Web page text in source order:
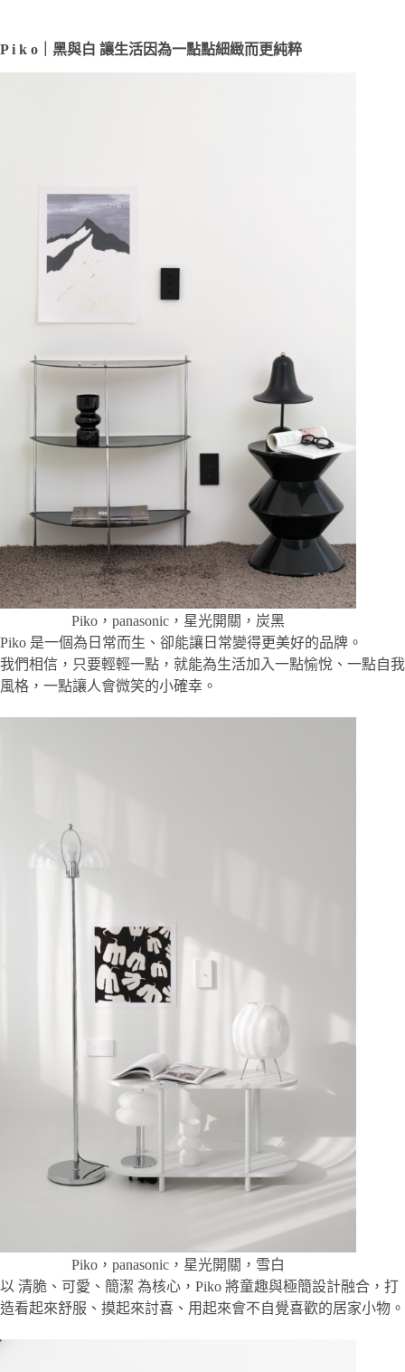
面
P i k o｜黑與白 讓生活因為一點點細緻而更純粹
Piko，panasonic，星光開關，炭黑
Piko 是一個為日常而生、卻能讓日常變得更美好的品牌。
我們相信，只要輕輕一點，就能為生活加入一點愉悅、一點自我
風格，一點讓人會微笑的小確幸。
Piko，panasonic，星光開關，雪白
以 清脆、可愛、簡潔 為核心，Piko 將童趣與極簡設計融合，打
造看起來舒服、摸起來討喜、用起來會不自覺喜歡的居家小物。